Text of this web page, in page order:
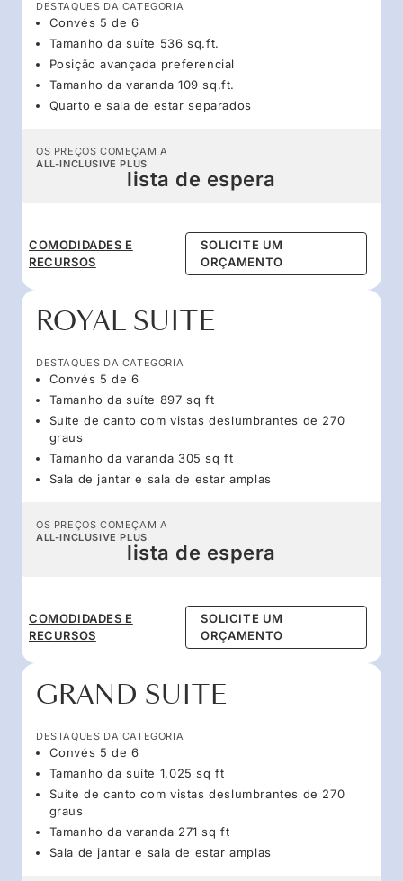
DESTAQUES DA CATEGORIA
Convés 5 de 6
Tamanho da suíte 536 sq.ft.
Posição avançada preferencial
Tamanho da varanda 109 sq.ft.
Quarto e sala de estar separados
OS PREÇOS COMEÇAM A
ALL-INCLUSIVE PLUS
lista de espera
COMODIDADES E
RECURSOS
SOLICITE UM
ORÇAMENTO
ROYAL SUITE
DESTAQUES DA CATEGORIA
Convés 5 de 6
Tamanho da suíte 897 sq ft
Suíte de canto com vistas deslumbrantes de 270
graus
Tamanho da varanda 305 sq ft
Sala de jantar e sala de estar amplas
OS PREÇOS COMEÇAM A
ALL-INCLUSIVE PLUS
lista de espera
COMODIDADES E
RECURSOS
SOLICITE UM
ORÇAMENTO
GRAND SUITE
DESTAQUES DA CATEGORIA
Convés 5 de 6
Tamanho da suíte 1,025 sq ft
Suíte de canto com vistas deslumbrantes de 270
graus
Tamanho da varanda 271 sq ft
Sala de jantar e sala de estar amplas